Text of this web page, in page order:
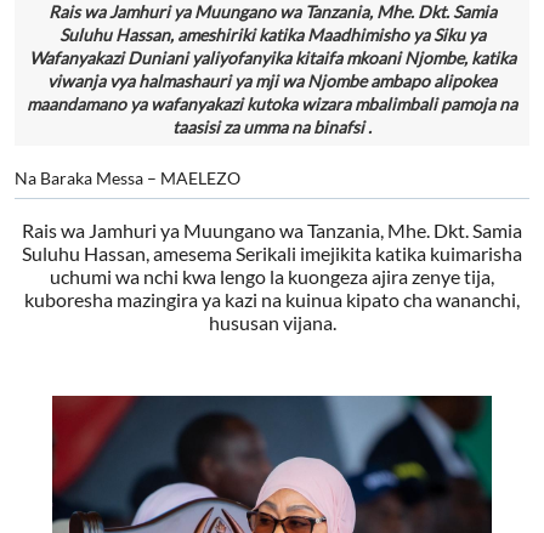
Rais wa Jamhuri ya Muungano wa Tanzania, Mhe. Dkt. Samia
Suluhu Hassan, ameshiriki katika Maadhimisho ya Siku ya
Wafanyakazi Duniani yaliyofanyika kitaifa mkoani Njombe, katika
viwanja vya halmashauri ya mji wa Njombe ambapo alipokea
maandamano ya wafanyakazi kutoka wizara mbalimbali pamoja na
taasisi za umma na binafsi .
Na Baraka Messa – MAELEZO
Rais wa Jamhuri ya Muungano wa Tanzania, Mhe. Dkt. Samia
Suluhu Hassan, amesema Serikali imejikita katika kuimarisha
uchumi wa nchi kwa lengo la kuongeza ajira zenye tija,
kuboresha mazingira ya kazi na kuinua kipato cha wananchi,
hususan vijana.